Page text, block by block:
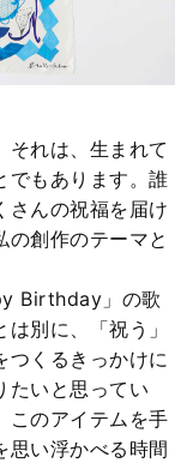
それは、生まれて
でもあります。誰
さんの祝福を届け
の創作のテーマと
Birthday」の歌
別に、「祝う」
つくるきっかけに
たいと思ってい
このアイテムを手
思い浮かべる時間